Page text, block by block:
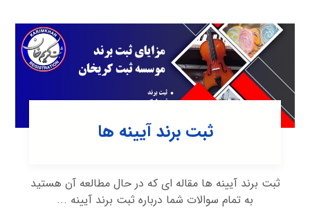
ثبت برند آیینه ها
ثبت برند آیینه ها مقاله ای که در حال مطالعه آن هستید
به تمام سوالات شما درباره ثبت برند آیینه ...